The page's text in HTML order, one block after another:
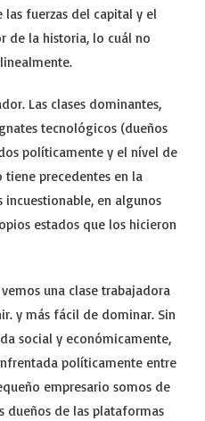
las fuerzas del capital y el
de la historia, lo cuál no
Las clases dominantes,
tecnológicos (dueños
políticamente y el nível de
precedentes en la
incuestionable, en algunos
estados que los hicieron
una clase trabajadora
y más fácil de dominar. Sin
social y económicamente,
políticamente entre
empresario somos de
dueños de las plataformas